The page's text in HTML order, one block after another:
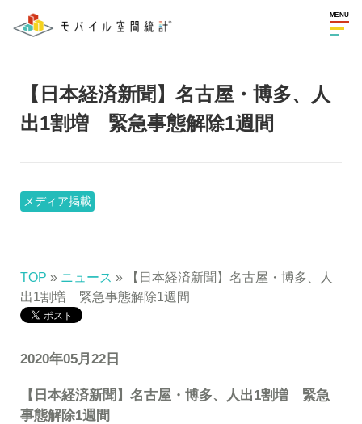
MENU
【日本経済新聞】名古屋・博多、人
出1割増 緊急事態解除1週間
メディア掲載
TOP » ニュース » 【日本経済新聞】名古屋・博多、人
出1割増 緊急事態解除1週間
2020年05月22日
【 日本経済新聞 】名古屋・博多、人出1割増 緊急
事態解除1週間